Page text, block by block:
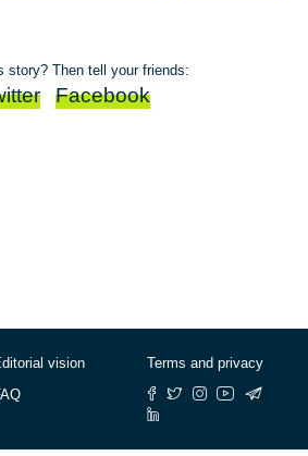
story? Then tell your friends:
Facebook
vision
Terms and privacy